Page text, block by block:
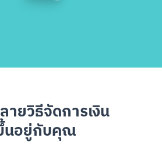
ายวิธีจัดการเงิน
นอยู่กับคุณ